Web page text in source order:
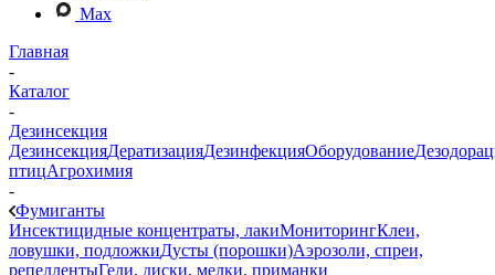
Max
Главная
-
Каталог
-
Дезинсекция
ДезинсекцияДератизацияДезинфекцияОборудование
птицАгрохимия
-
Фумиганты
Инсектицидные концентраты, лакиМониторингКлеи,
ловушки, подложкиДусты (порошки)Аэрозоли, спреи,
репеллентыГели, диски, мелки, приманки